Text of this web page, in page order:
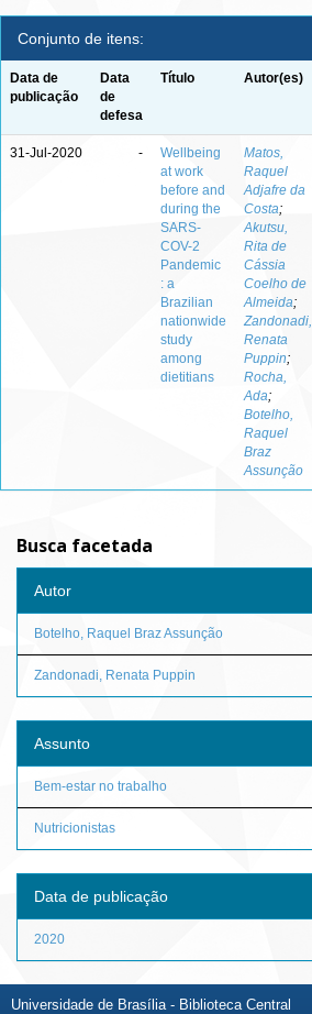
Conjunto de itens:
Data de
publicação
Data
de
defesa
Título Autor(es)
31-Jul-2020 -
Wellbeing
at work
before and
during the
SARS-
COV-2
Pandemic
: a
Brazilian
nationwide
study
among
dietitians
Matos,
Raquel
Adjafre da
Costa;
Akutsu,
Rita de
Cássia
Coelho de
Almeida;
Zandonadi,
Renata
Puppin;
Rocha,
Ada;
Botelho,
Raquel
Braz
Assunção
Busca facetada
Autor
Botelho, Raquel Braz Assunção
Zandonadi, Renata Puppin
Assunto
Bem-estar no trabalho
Nutricionistas
Data de publicação
2020
Universidade de Brasília - Biblioteca Central